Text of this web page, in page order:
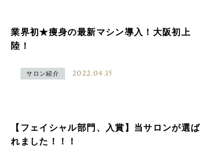
業界初★痩身の最新マシン導入！大阪初上
陸！
サロン紹介 2022.04.15
【フェイシャル部門、入賞】当サロンが選ば
れました！！！